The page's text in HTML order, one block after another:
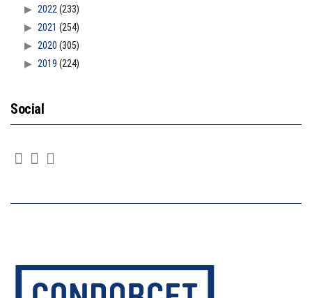
2022 (233)
2021 (254)
2020 (305)
2019 (224)
Social